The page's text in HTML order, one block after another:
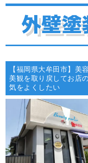
外壁
【福岡県大牟田市】美
美観を取り戻してお店
気をよくしたい